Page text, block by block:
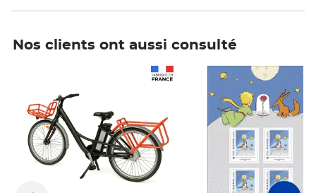
Nos clients ont aussi consulté
Prix 7,50€